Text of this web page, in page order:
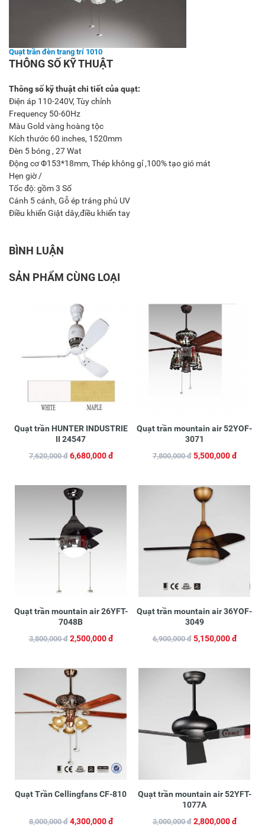
Quạt trần đèn trang trí 1010
THÔNG SỐ KỸ THUẬT
Thông số kỹ thuật chi tiết của quạt:
Điện áp 110-240V, Tùy chỉnh
Frequency 50-60Hz
Màu Gold vàng hoàng tộc
Kích thước 60 inches, 1520mm
Đèn 5 bóng , 27 Wat
Động cơ Φ153*18mm, Thép không gỉ ,100% tạo gió mát
Hẹn giờ /
Tốc độ: gồm 3 Số
Cánh 5 cánh, Gỗ ép tráng phủ UV
Điều khiển Giật dây,điều khiển tay
BÌNH LUẬN
SẢN PHẨM CÙNG LOẠI
Quạt trần HUNTER INDUSTRIE
II 24547
7,620,000 đ 6,680,000 đ
Quạt trần mountain air 52YOF-
3071
7,800,000 đ 5,500,000 đ
Quạt trần mountain air 26YFT-
7048B
3,800,000 đ 2,500,000 đ
Quạt trần mountain air 36YOF-
3049
6,900,000 đ 5,150,000 đ
Quạt Trần Cellingfans CF-810
8,000,000 đ 4,300,000 đ
Quạt trần mountain air 52YFT-
1077A
3,000,000 đ 2,800,000 đ